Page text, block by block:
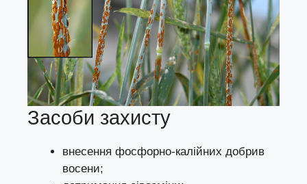
Засоби захисту
внесення фосфорно-калійних добрив
восени;